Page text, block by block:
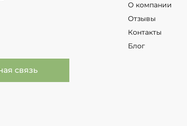
О компании
Отзывы
Контакты
Блог
связь
Вконтакте
в Телеграме